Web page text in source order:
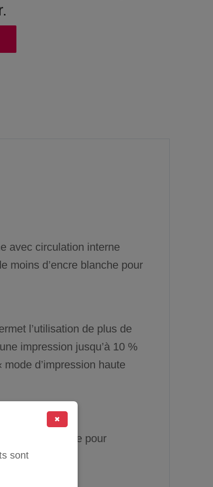
avec circulation interne
moins d’encre blanche pour
l’utilisation de plus de
impression jusqu’à 10 %
d’impression haute
automatique pour
✖
sont